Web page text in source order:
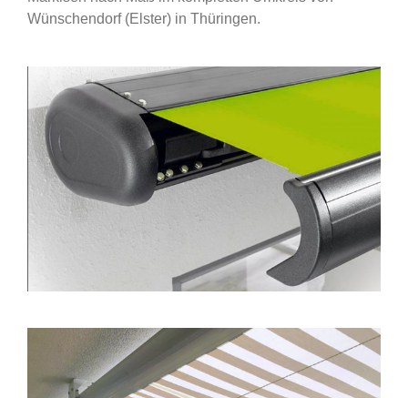
Wünschendorf (Elster) in Thüringen.